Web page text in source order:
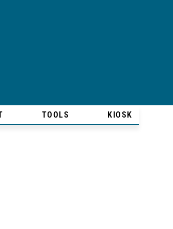
TOOLS KIOSK